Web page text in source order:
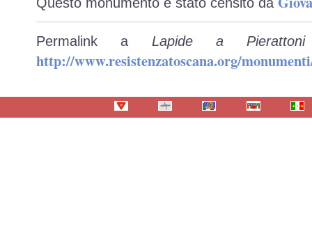
Permalink a Lapide a
http://www.resistenzatoscana.org/